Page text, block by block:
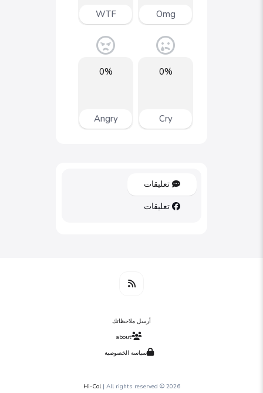
Omg
WTF
0%
Cry
0%
Angry
تعليقات
تعليقات
أرسل ملاحظاتك
about
سياسة الخصوصية
2026 ©
Hi-Col| All rights reserved